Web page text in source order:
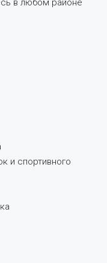
в любом районе
и спортивного